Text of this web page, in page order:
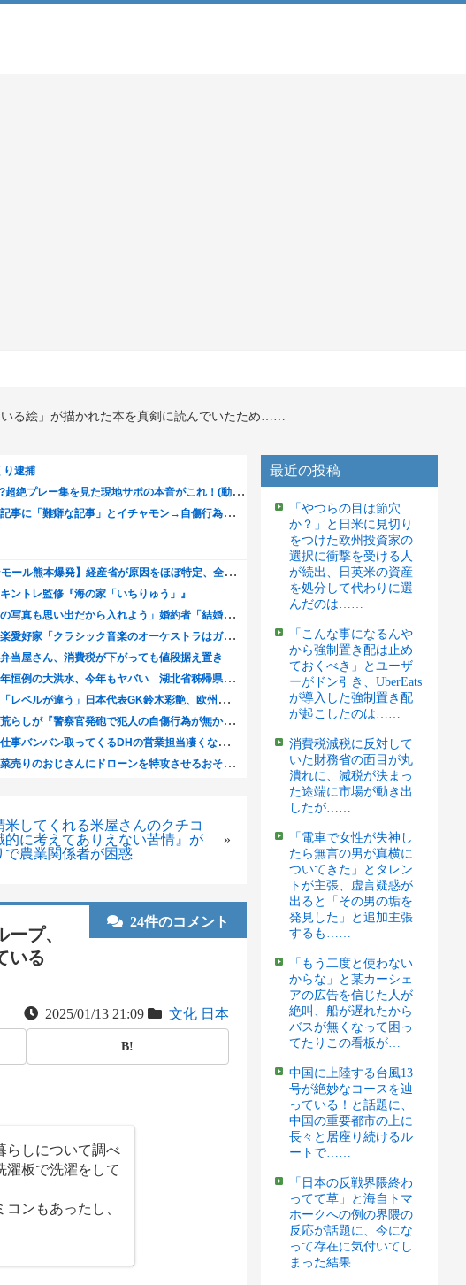
る絵」が描かれた本を真剣に読んでいたため……
米してくれる米屋さんのクチコ
的に考えてありえない苦情』が
で農業関係者が困惑
»
24件のコメント
プ、
いる
2025/01/13 21:09 文化 日本
B!
らしについて調べ
濯板で洗濯をして
ンもあったし、
最近の投稿
「やつらの目は節穴
か？」と日米に見切り
をつけた欧州投資家の
選択に衝撃を受ける人
が続出、日英米の資産
を処分して代わりに選
んだのは……
「こんな事になるんや
から強制置き配は止め
ておくべき」とユーザ
ーがドン引き、UberEats
が導入した強制置き配
が起こしたのは……
消費税減税に反対して
いた財務省の面目が丸
潰れに、減税が決まっ
た途端に市場が動き出
したが……
「電車で女性が失神し
たら無言の男が真横に
ついてきた」とタレン
トが主張、虚言疑惑が
出ると「その男の垢を
発見した」と追加主張
するも……
「もう二度と使わない
からな」と某カーシェ
アの広告を信じた人が
絶叫、船が遅れたから
バスが無くなって困っ
てたりこの看板が…
中国に上陸する台風13
号が絶妙なコースを辿
っている！と話題に、
中国の重要都市の上に
長々と居座り続けるル
ートで……
「日本の反戦界隈終わ
ってて草」と海自トマ
ホークへの例の界隈の
反応が話題に、今にな
って存在に気付いてし
まった結果……